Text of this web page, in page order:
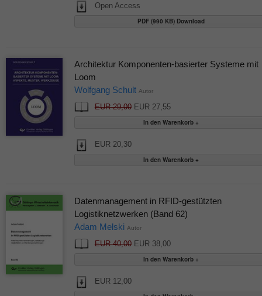
Open Access
PDF (990 KB) Download
Architektur Komponenten-basierter Systeme mit
Loom
Wolfgang Schult Autor
EUR 29,00EUR 27,55
EUR 20,30
Datenmanagement in RFID-gestützten
Logistiknetzwerken (Band 62)
Adam Melski Autor
EUR 40,00EUR 38,00
EUR 12,00